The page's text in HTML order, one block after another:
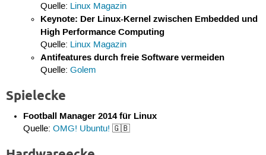
Quelle: Linux Magazin
Keynote: Der Linux-Kernel zwischen Embedded und
High Performance Computing
Quelle: Linux Magazin
Antifeatures durch freie Software vermeiden
Quelle:Golem
Spielecke
Football Manager 2014 für Linux
Quelle:OMG! Ubuntu! 🇬🇧